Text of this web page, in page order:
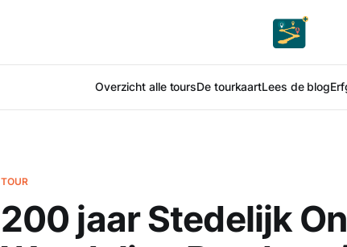
Overzicht alle toursDe tourkaartLees de blog
TOUR
200 jaar Stedelijk